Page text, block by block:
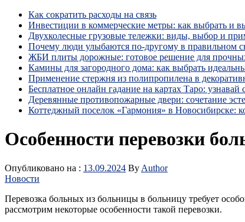
Как сократить расходы на связь
Инвестиции в коммерческие метры: как выбрать и
Двухколесные грузовые тележки: виды, выбор и
Почему люди улыбаются по‑другому в правильном
ЖБИ плиты дорожные: готовое решение для
Камины для загородного дома: как выбрать
Применение стержня из полипропилена в
Бесплатное онлайн гадание на картах Таро: узнавай
Деревянные противопожарные двери: сочетание
Коттеджный поселок «Гармония» в Новосибирске:
Особенности перевозки
Опубликовано на : 13.09.2024 By Author
Новости
Перевозка больных из больницы в больницу требует
рассмотрим некоторые особенности такой перевозки.